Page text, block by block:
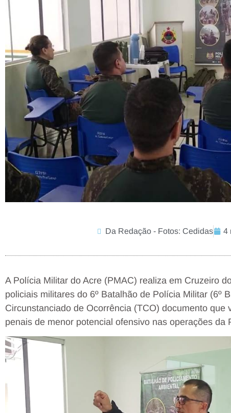
Da Redação - Fotos: Cedidas 4
A Polícia Militar do Acre (PMAC) realiza em Cruzeiro
policiais militares do 6º Batalhão de Polícia Militar (6º
Circunstanciado de Ocorrência (TCO) documento
penais de menor potencial ofensivo nas operações da